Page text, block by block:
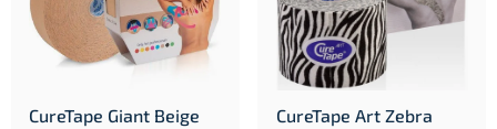
CureTape Giant Beige CureTape Art Zebra